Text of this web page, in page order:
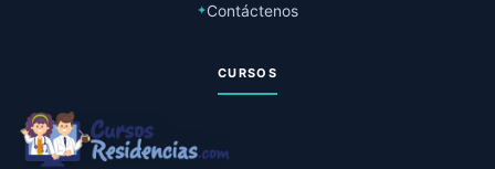
✦Contáctenos
CURSOS